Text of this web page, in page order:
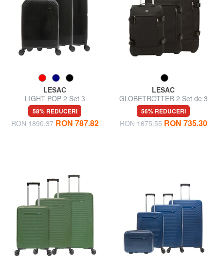
LESAC
LIGHT POP 2 Set 3
carucioare: cabina, extensibil
mediu si mare
58% REDUCERI
RON 1890.37 RON 787.82
LESAC
GLOBETROTTER 2 Set de 3
cărucioare:
cabină+mediu+mare
56% REDUCERI
RON 1675.55 RON 735.30